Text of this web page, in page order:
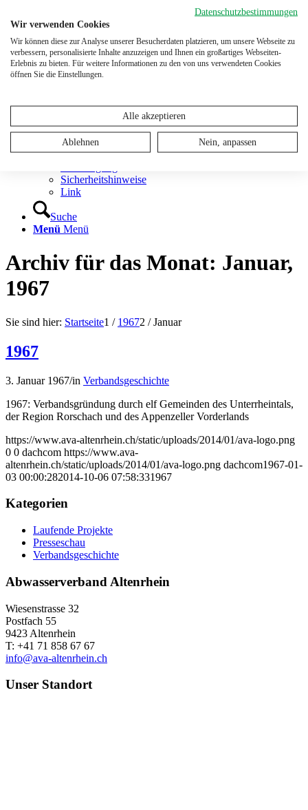
Co-Substrat-Annahme
Unterhaltsarbeiten
Störfallmanagement
Eisensulfatherstellung
Publikationen
Presseschau
Projekte
Kontakt
Standort
Situationsplan
Sicherheitshinweise
Link
Suche
Menü Menü
Archiv für das Monat: Januar,
1967
Sie sind hier: Startseite1 / 19672 / Januar
1967
3. Januar 1967/in Verbandsgeschichte
1967: Verbandsgründung durch elf Gemeinden des Unterrheintals,
der Region Rorschach und des Appenzeller Vorderlands
https://www.ava-altenrhein.ch/static/uploads/2014/01/ava-logo.png
0 0 dachcom https://www.ava-
altenrhein.ch/static/uploads/2014/01/ava-logo.png dachcom1967-01-
03 00:00:282014-10-06 07:58:331967
Kategorien
Laufende Projekte
Presseschau
Verbandsgeschichte
Abwasserverband Altenrhein
Wiesenstrasse 32
Postfach 55
9423 Altenrhein
T: +41 71 858 67 67
info@ava-altenrhein.ch
Unser Standort
Datenschutzbestimmungen
Wir verwenden Cookies
Wir können diese zur Analyse unserer Besucherdaten platzieren, um unsere Webseite zu
verbessern, personalisierte Inhalte anzuzeigen und Ihnen ein großartiges Webseiten-
Erlebnis zu bieten. Für weitere Informationen zu den von uns verwendeten Cookies
öffnen Sie die Einstellungen.
Alle akzeptieren
Ablehnen Nein, anpassen